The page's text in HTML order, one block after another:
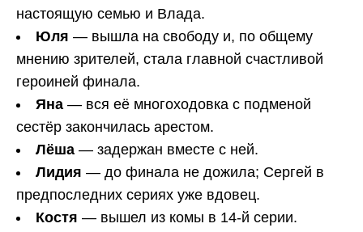
настоящую семью и Влада.
Юля — вышла на свободу и, по общему
мнению зрителей, стала главной счастливой
героиней финала.
Яна — вся её многоходовка с подменой
сестёр закончилась арестом.
Лёша — задержан вместе с ней.
Лидия — до финала не дожила; Сергей в
предпоследних сериях уже вдовец.
Костя — вышел из комы в 14-й серии.